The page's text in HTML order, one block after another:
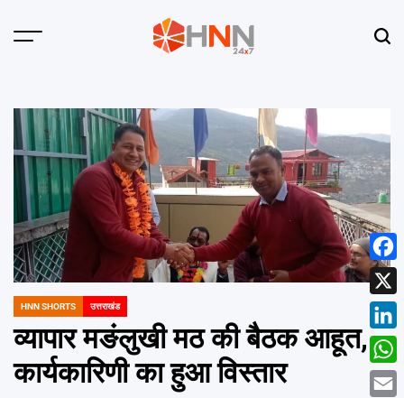
Menu
POSTED
HNN SHORTS उत्तराखंड
व्यापार मङंलुखी मठ की बैठक आहूत,
कार्यकारिणी का हुआ विस्तार
X